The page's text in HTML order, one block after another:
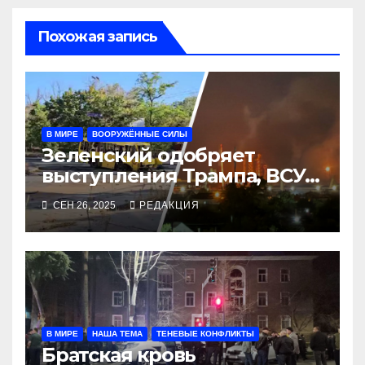
Похожая запись
В МИРЕ ВООРУЖЁННЫЕ СИЛЫ
Зеленский одобряет
выступления Трампа, ВСУ
закрыли Добропольский
рубеж
СЕН 26, 2025 РЕДАКЦИЯ
В МИРЕ НАША ТЕМА ТЕНЕВЫЕ КОНФЛИКТЫ
Братская кровь